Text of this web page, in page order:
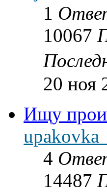
1
10067
20 ноя
Ищу
4
14487